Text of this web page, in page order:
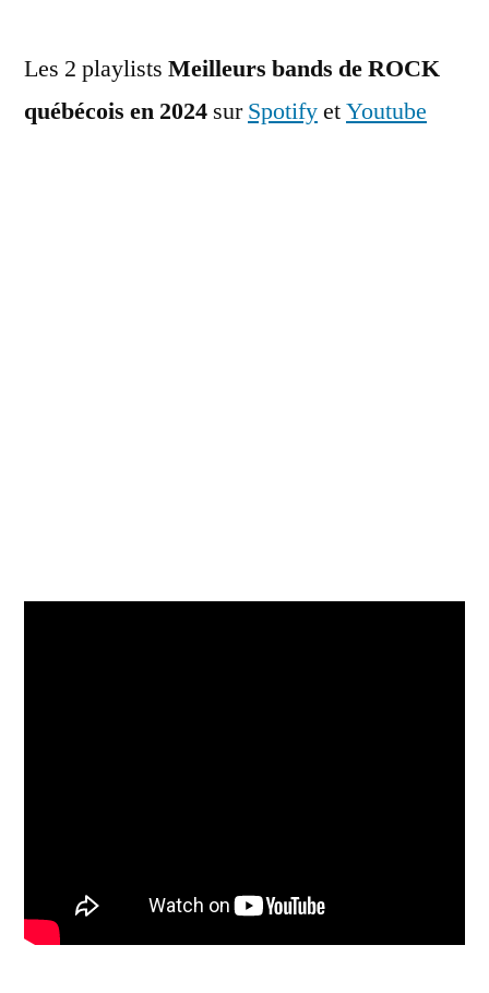
Les 2 playlists Meilleurs bands de ROCK
québécois en 2024 surSpotifyetYoutube